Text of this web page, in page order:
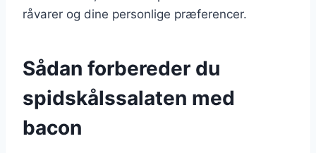
råvarer og dine personlige præferencer.
Sådan forbereder du
spidskålssalaten med
bacon